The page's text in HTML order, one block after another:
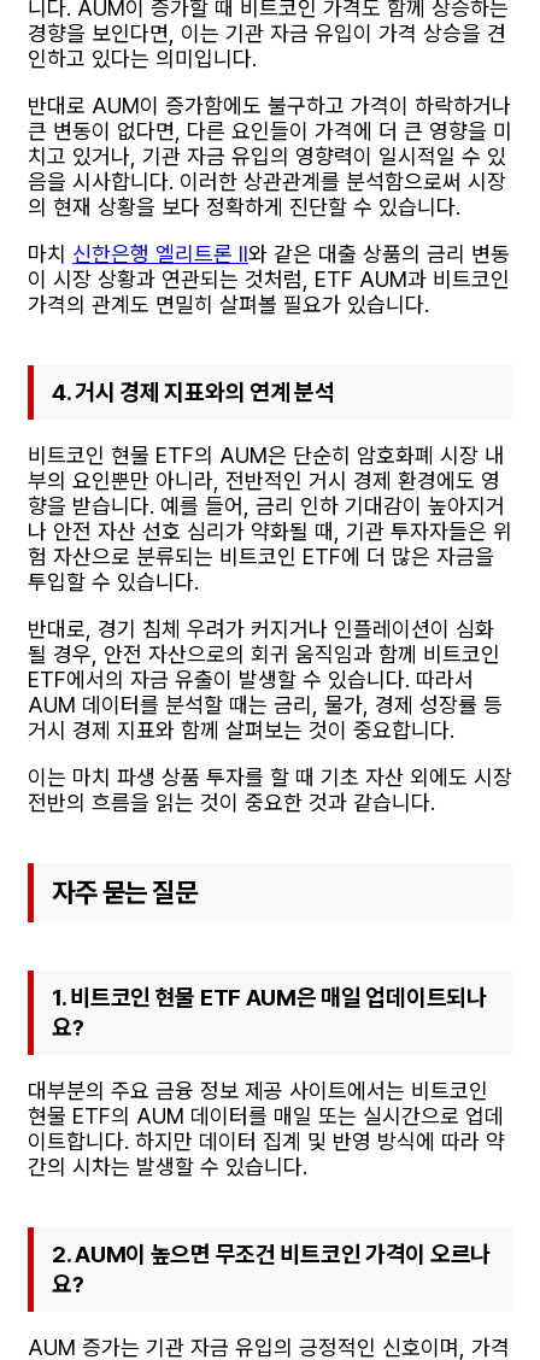
니다. AUM이 증가할 때 비트코인 가격도 함께 상승하는
경향을 보인다면, 이는 기관 자금 유입이 가격 상승을 견
인하고 있다는 의미입니다.
반대로 AUM이 증가함에도 불구하고 가격이 하락하거나
큰 변동이 없다면, 다른 요인들이 가격에 더 큰 영향을 미
치고 있거나, 기관 자금 유입의 영향력이 일시적일 수 있
음을 시사합니다. 이러한 상관관계를 분석함으로써 시장
의 현재 상황을 보다 정확하게 진단할 수 있습니다.
마치 신한은행 엘리트론 II와 같은 대출 상품의 금리 변동
이 시장 상황과 연관되는 것처럼, ETF AUM과 비트코인
가격의 관계도 면밀히 살펴볼 필요가 있습니다.
4. 거시 경제 지표와의 연계 분석
비트코인 현물 ETF의 AUM은 단순히 암호화폐 시장 내
부의 요인뿐만 아니라, 전반적인 거시 경제 환경에도 영
향을 받습니다. 예를 들어, 금리 인하 기대감이 높아지거
나 안전 자산 선호 심리가 약화될 때, 기관 투자자들은 위
험 자산으로 분류되는 비트코인 ETF에 더 많은 자금을
투입할 수 있습니다.
반대로, 경기 침체 우려가 커지거나 인플레이션이 심화
될 경우, 안전 자산으로의 회귀 움직임과 함께 비트코인
ETF에서의 자금 유출이 발생할 수 있습니다. 따라서
AUM 데이터를 분석할 때는 금리, 물가, 경제 성장률 등
거시 경제 지표와 함께 살펴보는 것이 중요합니다.
이는 마치 파생 상품 투자를 할 때 기초 자산 외에도 시장
전반의 흐름을 읽는 것이 중요한 것과 같습니다.
자주 묻는 질문
1. 비트코인 현물 ETF AUM은 매일 업데이트되나
요?
대부분의 주요 금융 정보 제공 사이트에서는 비트코인
현물 ETF의 AUM 데이터를 매일 또는 실시간으로 업데
이트합니다. 하지만 데이터 집계 및 반영 방식에 따라 약
간의 시차는 발생할 수 있습니다.
2. AUM이 높으면 무조건 비트코인 가격이 오르나
요?
AUM 증가는 기관 자금 유입의 긍정적인 신호이며, 가격